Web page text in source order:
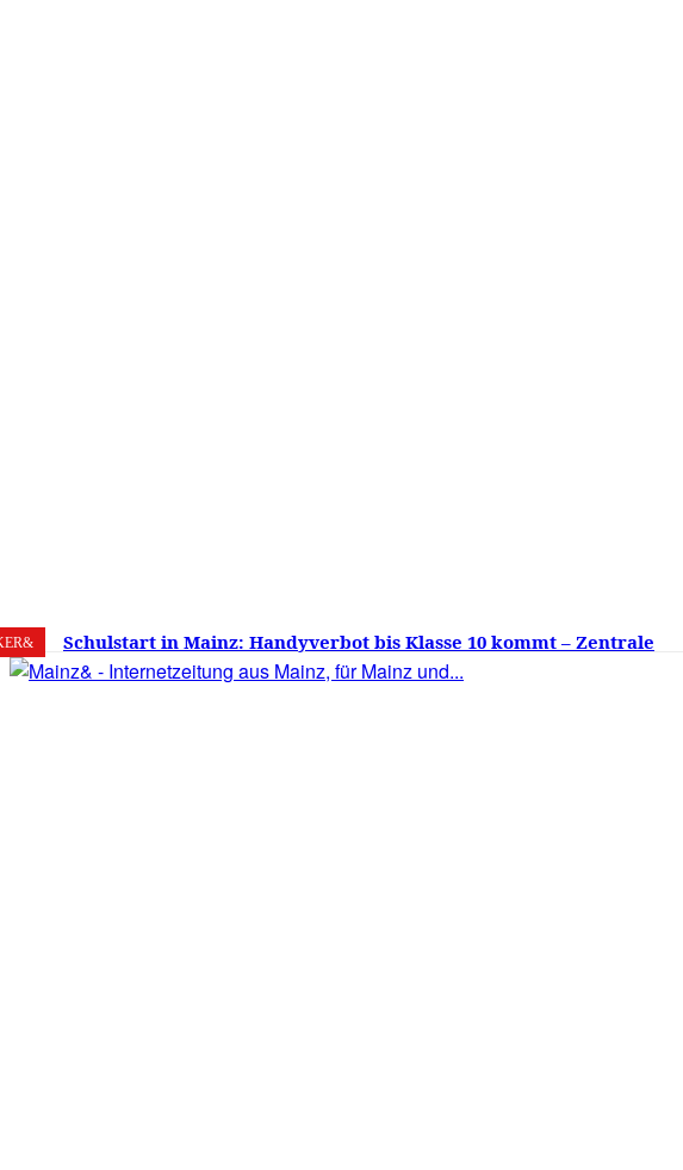
6. August 2026 22.6 Mainz
Schulstart in Mainz: Handyverbot bis Klasse 10 kommt – Zentrale
Versprechen wie Lehrmittelfreiheit und Schuleingangsklassen fehlen